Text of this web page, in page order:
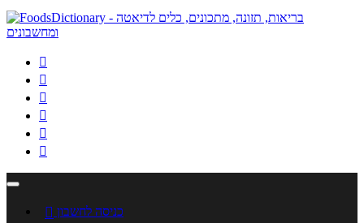






 כניסה לחשבון